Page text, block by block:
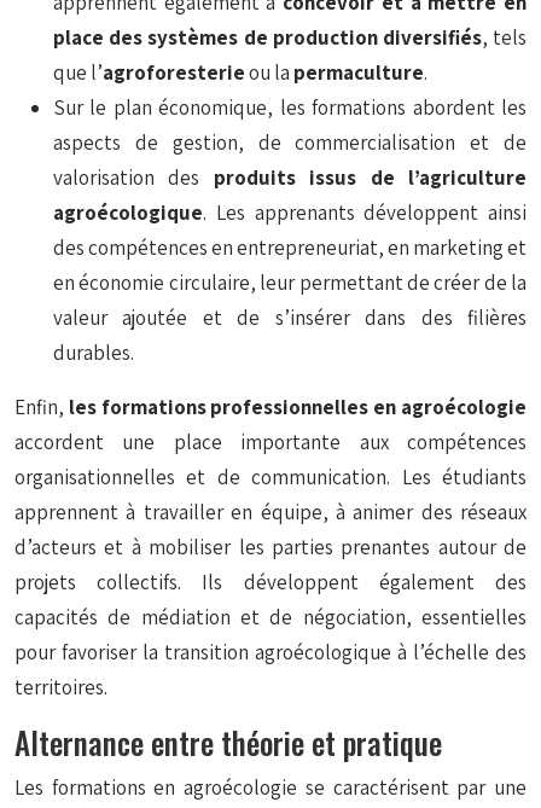
place des systèmes de production diversifiés, tels
que l’agroforesterieou la permaculture.
Sur le plan économique, les formations abordent les
aspects de gestion, de commercialisation et de
valorisation des produits issus de l’agriculture
agroécologique. Les apprenants développent ainsi
des compétences en entrepreneuriat, en marketing et
en économie circulaire, leur permettant de créer de la
valeur ajoutée et de s’insérer dans des filières
durables.
Enfin, les formations professionnelles en agroécologie
accordent une place importante aux compétences
organisationnelles et de communication. Les étudiants
apprennent à travailler en équipe, à animer des réseaux
d’acteurs et à mobiliser les parties prenantes autour de
projets collectifs. Ils développent également des
capacités de médiation et de négociation, essentielles
pour favoriser la transition agroécologique à l’échelle des
territoires.
Alternance entre théorie et pratique
Les formations en agroécologie se caractérisent par une